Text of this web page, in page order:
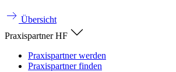
Übersicht
Praxispartner HF
Praxispartner werden
Praxispartner finden